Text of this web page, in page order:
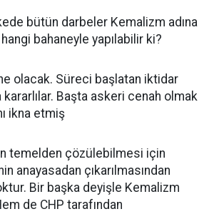
bütün darbeler Kemalizm adına
hangi bahaneyle yapılabilir ki?
olacak. Süreci başlatan iktidar
Başta askeri cenah olmak
ikna etmiş
temelden çözülebilmesi için
anayasadan çıkarılmasından
Bir başka deyişle Kemalizm
de CHP tarafından